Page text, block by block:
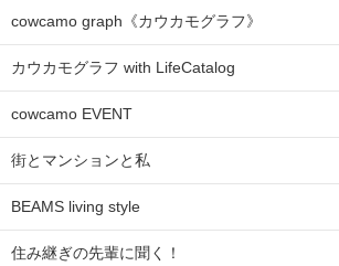
cowcamo graph《カウカモグラフ》
カウカモグラフ with LifeCatalog
cowcamo EVENT
街とマンションと私
BEAMS living style
住み継ぎの先輩に聞く！